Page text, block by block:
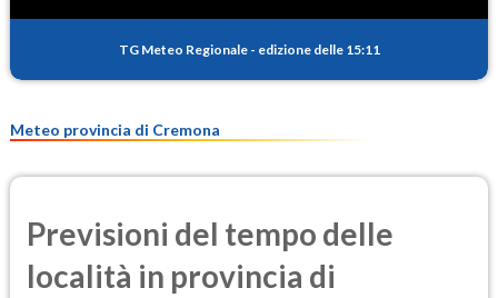
TG Meteo Regionale - edizione delle 15:11
Meteo provincia di Cremona
Previsioni del tempo delle
località in provincia di